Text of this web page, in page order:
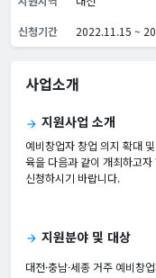
신청기간
2022.11.15 ~
사업소개
arrow_forward 지원사업 소개
예비창업자 창업 의지 확대
육을 다음과 같이 개최하고
신청하시기 바랍니다.
arrow_forward 지원분야 및 대상
대전·충남·세종 거주 예비창